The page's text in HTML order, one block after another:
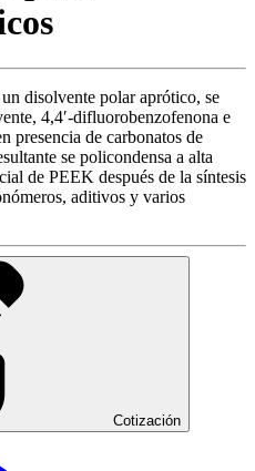
disolvente polar aprótico, se
4,4′-difluorobenzofenona e
presencia de carbonatos de
se policondensa a alta
de PEEK después de la síntesis
aditivos y varios
Cotización